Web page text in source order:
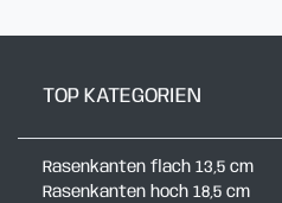
TOP KATEGORIEN
Rasenkanten flach 13,5 cm
Rasenkanten hoch 18,5 cm